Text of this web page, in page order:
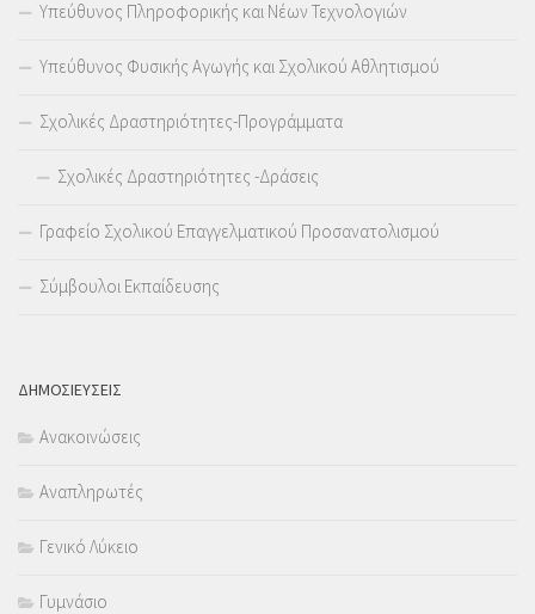
Υπεύθυνος Πληροφορικής και Νέων Τεχνολογιών
Υπεύθυνος Φυσικής Αγωγής και Σχολικού Αθλητισμού
Σχολικές Δραστηριότητες-Προγράμματα
Σχολικές Δραστηριότητες -Δράσεις
Γραφείο Σχολικού Επαγγελματικού Προσανατολισμού
Σύμβουλοι Εκπαίδευσης
ΔΗΜΟΣΙΕΥΣΕΙΣ
Ανακοινώσεις
Αναπληρωτές
Γενικό Λύκειο
Γυμνάσιο